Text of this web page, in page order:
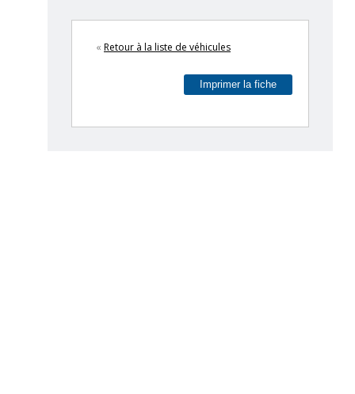
« Retour à la liste de véhicules
Imprimer la fiche